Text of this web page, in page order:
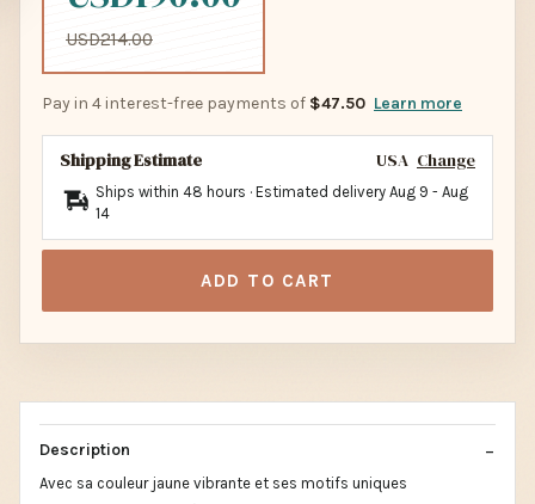
USD214.00
Pay in 4 interest-free payments of $47.50 Learn more
Shipping Estimate USA Change
Ships within 48 hours · Estimated delivery Aug 9 - Aug
14
ADD TO CART
Description
Avec sa couleur jaune vibrante et ses motifs uniques